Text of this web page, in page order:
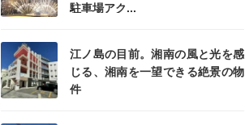
駐車場アク...
江ノ島の目前。湘南の風と光を感
じる、湘南を一望できる絶景の物
件